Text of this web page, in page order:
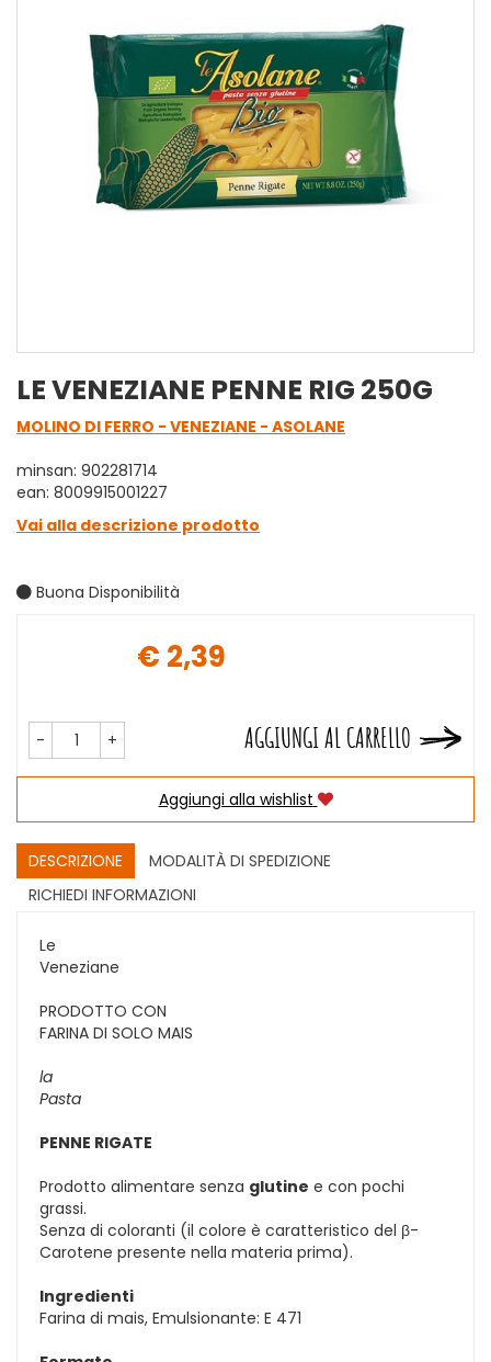
LE VENEZIANE PENNE RIG 250G
MOLINO DI FERRO - VENEZIANE - ASOLANE
minsan: 902281714
ean: 8009915001227
Vai alla descrizione prodotto
Buona Disponibilità
€ 2,39
- + AGGIUNGI AL CARRELLO
Aggiungi alla wishlist
DESCRIZIONE
MODALITÀ DI SPEDIZIONE
RICHIEDI INFORMAZIONI
Le
Veneziane
PRODOTTO CON
FARINA DI SOLO MAIS
la
Pasta
PENNE RIGATE
Prodotto alimentare senza glutine e con pochi
grassi.
Senza di coloranti (il colore è caratteristico del β-
Carotene presente nella materia prima).
Ingredienti
Farina di mais, Emulsionante: E 471